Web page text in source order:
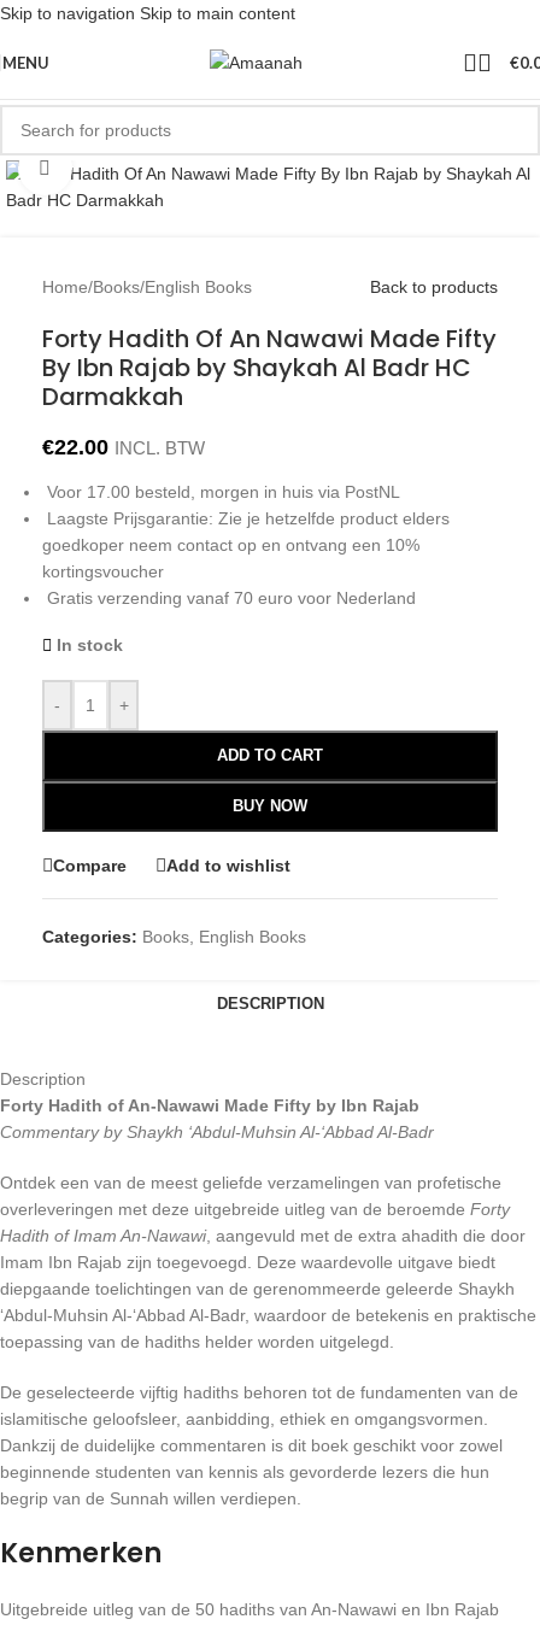
Skip to navigation Skip to main content
MENU €
Click to enlarge
Home/Books/English Books Back to products
Forty Hadith Of An Nawawi Made Fifty
By Ibn Rajab by Shaykah Al Badr HC
Darmakkah
€22.00 INCL. BTW
Voor 17.00 besteld, morgen in huis via PostNL
Laagste Prijsgarantie: Zie je hetzelfde product elders
goedkoper neem contact op en ontvang een 10%
kortingsvoucher
Gratis verzending vanaf 70 euro voor Nederland
In stock
- +
ADD TO CART
BUY NOW
Compare Add to wishlist
Categories: Books English Books
DESCRIPTION
Description
Forty Hadith of An-Nawawi Made Fifty by Ibn Rajab
Commentary by Shaykh ‘Abdul-Muhsin Al-‘Abbad Al-Badr
Ontdek een van de meest geliefde verzamelingen van profetische
overleveringen met deze uitgebreide uitleg van de beroemde Forty
Hadith of Imam An-Nawawi, aangevuld met de extra ahadith die door
Imam Ibn Rajab zijn toegevoegd. Deze waardevolle uitgave biedt
diepgaande toelichtingen van de gerenommeerde geleerde Shaykh
‘Abdul-Muhsin Al-‘Abbad Al-Badr, waardoor de betekenis en praktische
toepassing van de hadiths helder worden uitgelegd.
De geselecteerde vijftig hadiths behoren tot de fundamenten van de
islamitische geloofsleer, aanbidding, ethiek en omgangsvormen.
Dankzij de duidelijke commentaren is dit boek geschikt voor zowel
beginnende studenten van kennis als gevorderde lezers die hun
begrip van de Sunnah willen verdiepen.
Kenmerken
Uitgebreide uitleg van de 50 hadiths van An-Nawawi en Ibn Rajab